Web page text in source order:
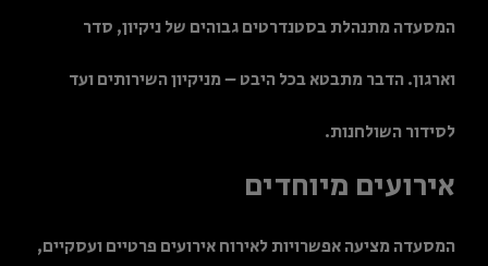
המסעדה מתנהלת בסטנדרטים גבוהים של ניקיון, סדר
וארגון. הדבר מתבטא בכל היבט – מניקיון השירותים ועד
לסידור השולחנות.
אירועים מיוחדים
המסעדה מציעה אפשרויות לאירוח אירועים פרטיים ועסקיים,